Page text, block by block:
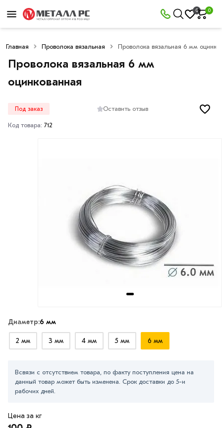
0 0
Главная Проволока вязальная Проволока вязальная 6 мм
Проволока вязальная 6 мм
оцинкованная
Под заказ Оставить отзыв
Код товара: 712
Диаметр:6 мм
2 мм 3 мм 4 мм 5 мм 6 мм
Всвязи с отсутствием товара, по факту поступления цена на
данный товар может быть изменена. Срок доставки до 5-и
рабочих дней.
Цена за кг